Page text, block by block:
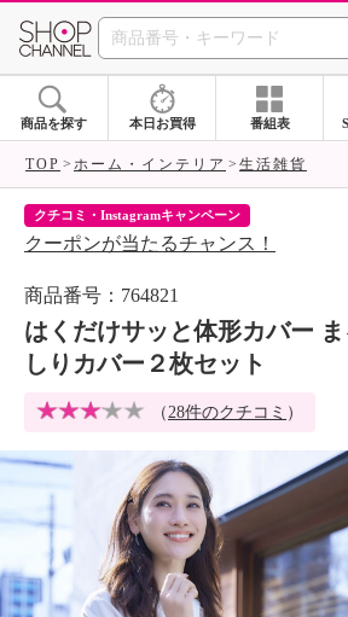
SHOP
商品を探す 本日お買得 番組表
TOP ホーム・インテリア 生活雑貨
クチコミ・Instagramキャンペーン
クーポンが当たるチャンス！
商品番号：764821
はくだけサッと体形カバー
しりカバー２枚セット
（28件のクチコミ ）